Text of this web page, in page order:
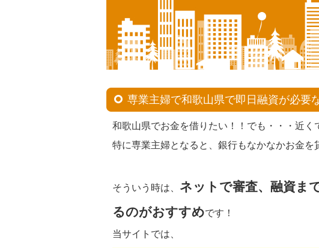
専業主婦で和歌山県で即日融資が必要
和歌山県でお金を借りたい！！でも・・・近く
特に専業主婦となると、銀行もなかなかお金を
そういう時は、 ネットで審査、融資ま
るのがおすすめです！
当サイトでは、